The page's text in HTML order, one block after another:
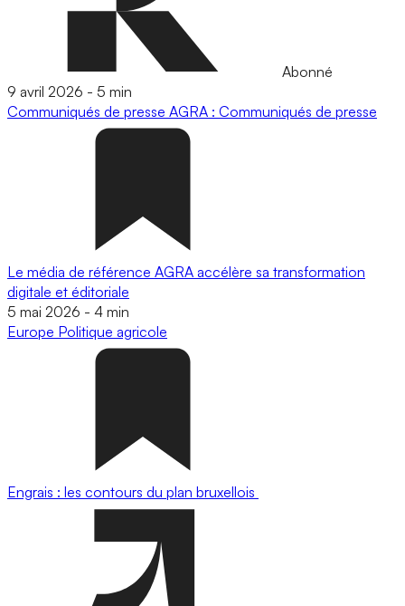
Abonné
9 avril 2026 - 5 min
Communiqués de presse AGRA : Communiqués de presse
Le média de référence AGRA accélère sa transformation
digitale et éditoriale
5 mai 2026 - 4 min
Europe Politique agricole
Engrais : les contours du plan bruxellois